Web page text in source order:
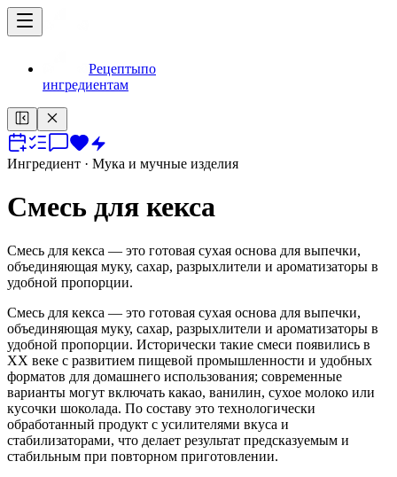
Рецептыпо
ингредиентам
Ингредиент · Мука и мучные изделия
Смесь для кекса
Смесь для кекса — это готовая сухая основа для выпечки,
объединяющая муку, сахар, разрыхлители и ароматизаторы в
удобной пропорции.
Смесь для кекса — это готовая сухая основа для выпечки,
объединяющая муку, сахар, разрыхлители и ароматизаторы в
удобной пропорции. Исторически такие смеси появились в
XX веке с развитием пищевой промышленности и удобных
форматов для домашнего использования; современные
варианты могут включать какао, ванилин, сухое молоко или
кусочки шоколада. По составу это технологически
обработанный продукт с усилителями вкуса и
стабилизаторами, что делает результат предсказуемым и
стабильным при повторном приготовлении.